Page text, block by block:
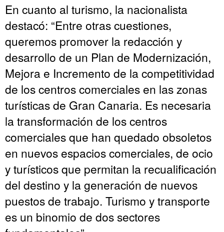
En cuanto al turismo, la nacionalista
destacó: “Entre otras cuestiones,
queremos promover la redacción y
desarrollo de un Plan de Modernización,
Mejora e Incremento de la competitividad
de los centros comerciales en las zonas
turísticas de Gran Canaria. Es necesaria
la transformación de los centros
comerciales que han quedado obsoletos
en nuevos espacios comerciales, de ocio
y turísticos que permitan la recualificación
del destino y la generación de nuevos
puestos de trabajo. Turismo y transporte
es un binomio de dos sectores